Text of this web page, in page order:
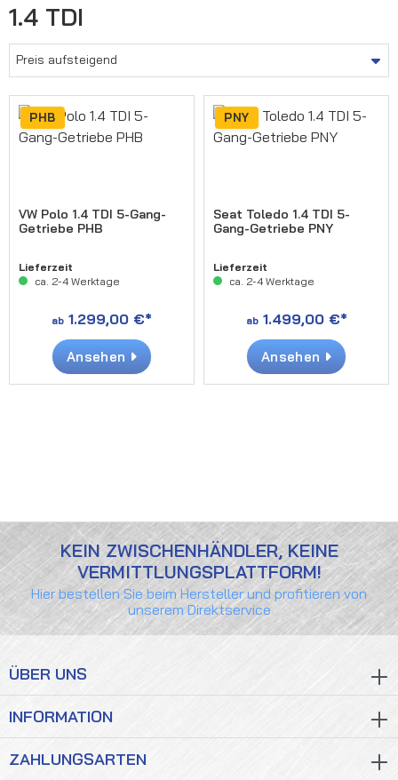
1.4 TDI
PHB
VW Polo 1.4 TDI 5-Gang-
Getriebe PHB
Lieferzeit
ca. 2-4 Werktage
ab 1.299,00 €*
Ansehen
PNY
Seat Toledo 1.4 TDI 5-
Gang-Getriebe PNY
Lieferzeit
ca. 2-4 Werktage
ab1.499,00 €*
Ansehen
KEIN ZWISCHENHÄNDLER, KEINE
VERMITTLUNGSPLATTFORM!
Hier bestellen Sie beim Hersteller und profitieren von
unserem Direktservice
ÜBER UNS
INFORMATION
ZAHLUNGSARTEN